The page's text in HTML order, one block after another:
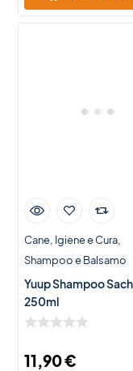
Cane Igiene e Cura
Shampoo e Balsamo
Yuup Shampoo
250ml
11,90€